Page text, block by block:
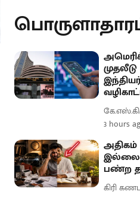
3 hours
அதிகம்
பண்ற
கிரி